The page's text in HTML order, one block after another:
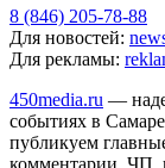
8 (846) 205-78-88
Для новостей:
Для рекламы:
450media.ru —
событиях в
публикуем